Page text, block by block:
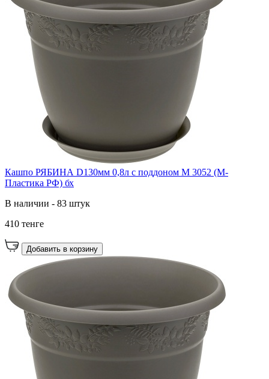
Кашпо РЯБИНА D130мм 0,8л с поддоном М 3052 (М-
Пластика РФ) бх
В наличии - 83 штук
410 тенге
Добавить в корзину